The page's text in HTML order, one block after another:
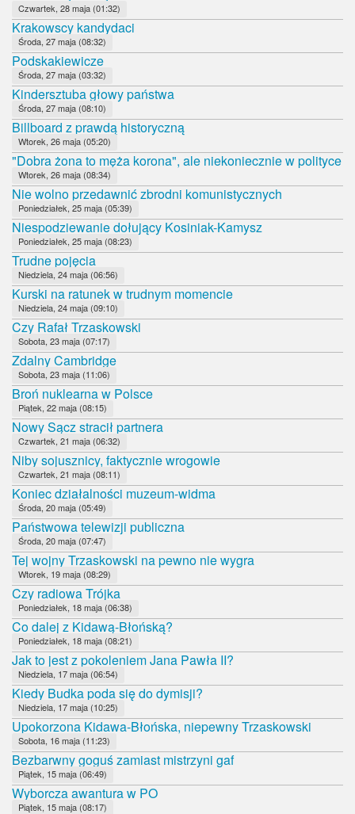
Czwartek, 28 maja (01:32)
Krakowscy kandydaci
Środa, 27 maja (08:32)
Podskakiewicze
Środa, 27 maja (03:32)
Kindersztuba głowy państwa
Środa, 27 maja (08:10)
Billboard z prawdą historyczną
Wtorek, 26 maja (05:20)
"Dobra żona to męża korona", ale niekoniecznie w polityce
Wtorek, 26 maja (08:34)
Nie wolno przedawnić zbrodni komunistycznych
Poniedziałek, 25 maja (05:39)
Niespodziewanie dołujący Kosiniak-Kamysz
Poniedziałek, 25 maja (08:23)
Trudne pojęcia
Niedziela, 24 maja (06:56)
Kurski na ratunek w trudnym momencie
Niedziela, 24 maja (09:10)
Czy Rafał Trzaskowski
Sobota, 23 maja (07:17)
Zdalny Cambridge
Sobota, 23 maja (11:06)
Broń nuklearna w Polsce
Piątek, 22 maja (08:15)
Nowy Sącz stracił partnera
Czwartek, 21 maja (06:32)
Niby sojusznicy, faktycznie wrogowie
Czwartek, 21 maja (08:11)
Koniec działalności muzeum-widma
Środa, 20 maja (05:49)
Państwowa telewizji publiczna
Środa, 20 maja (07:47)
Tej wojny Trzaskowski na pewno nie wygra
Wtorek, 19 maja (08:29)
Czy radiowa Trójka
Poniedziałek, 18 maja (06:38)
Co dalej z Kidawą-Błońską?
Poniedziałek, 18 maja (08:21)
Jak to jest z pokoleniem Jana Pawła II?
Niedziela, 17 maja (06:54)
Kiedy Budka poda się do dymisji?
Niedziela, 17 maja (10:25)
Upokorzona Kidawa-Błońska, niepewny Trzaskowski
Sobota, 16 maja (11:23)
Bezbarwny goguś zamiast mistrzyni gaf
Piątek, 15 maja (06:49)
Wyborcza awantura w PO
Piątek, 15 maja (08:17)